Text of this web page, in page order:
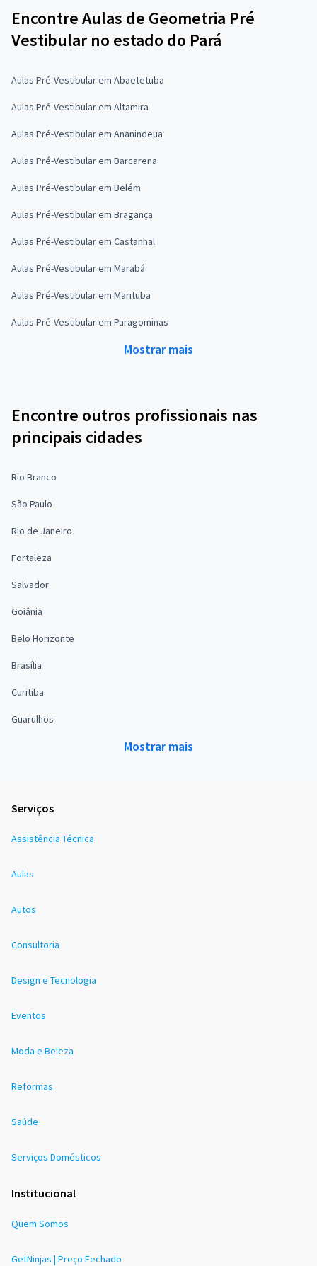
Encontre Aulas de Geometria Pré
Vestibular no estado do Pará
Aulas Pré-Vestibular em Abaetetuba
Aulas Pré-Vestibular em Altamira
Aulas Pré-Vestibular em Ananindeua
Aulas Pré-Vestibular em Barcarena
Aulas Pré-Vestibular em Belém
Aulas Pré-Vestibular em Bragança
Aulas Pré-Vestibular em Castanhal
Aulas Pré-Vestibular em Marabá
Aulas Pré-Vestibular em Marituba
Aulas Pré-Vestibular em Paragominas
Mostrar mais
Encontre outros profissionais nas
principais cidades
Rio Branco
São Paulo
Rio de Janeiro
Fortaleza
Salvador
Goiânia
Belo Horizonte
Brasília
Curitiba
Guarulhos
Mostrar mais
Serviços
Assistência Técnica
Aulas
Autos
Consultoria
Design e Tecnologia
Eventos
Moda e Beleza
Reformas
Saúde
Serviços Domésticos
Institucional
Quem Somos
GetNinjas | Preço Fechado